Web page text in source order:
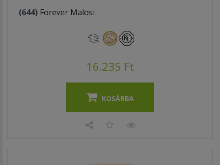
(644) Forever Malosi
16.235 Ft
KOSÁRBA